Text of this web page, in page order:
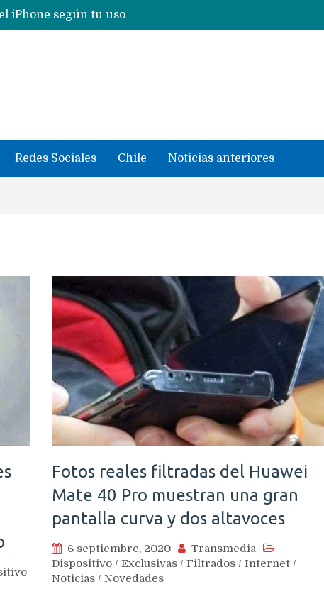
iPhone según tu uso
Nuevas filtraciones del Mate 90 Pro Max apuntan a potenciar las cámaras y pantalla OLED doble capa
Redes Sociales Chile Noticias anteriores
Fotos reales filtradas del Huawei
Mate 40 Pro muestran una gran
pantalla curva y dos altavoces
6 septiembre, 2020
Transmedia
Dispositivo / Exclusivas / Filtrados / Internet /
Noticias / Novedades